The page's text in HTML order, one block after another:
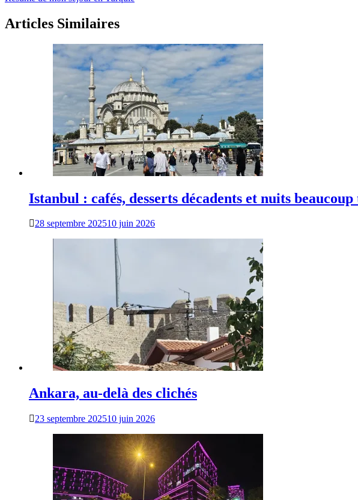
de
l’article
Articles Similaires
Istanbul : cafés, desserts décadents et nuits
28 septembre 202510 juin 2026
Ankara, au-delà des clichés
23 septembre 202510 juin 2026